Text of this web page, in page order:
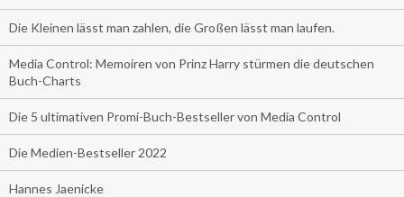
Die Kleinen lässt man zahlen, die Großen lässt man laufen.
Media Control: Memoiren von Prinz Harry stürmen die deutschen
Buch-Charts
Die 5 ultimativen Promi-Buch-Bestseller von Media Control
Die Medien-Bestseller 2022
Hannes Jaenicke